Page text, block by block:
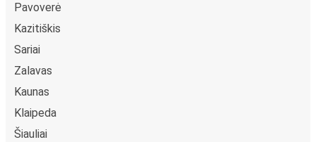
Pavoverė
Kazitiškis
Sariai
Zalavas
Kaunas
Klaipeda
Šiauliai